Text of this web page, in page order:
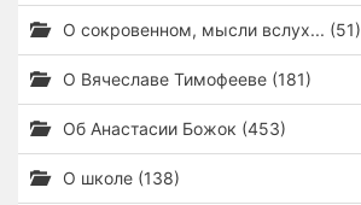
О сокровенном, мысли вслух... (51)
О Вячеславе Тимофееве (181)
Об Анастасии Божок (453)
О школе (138)